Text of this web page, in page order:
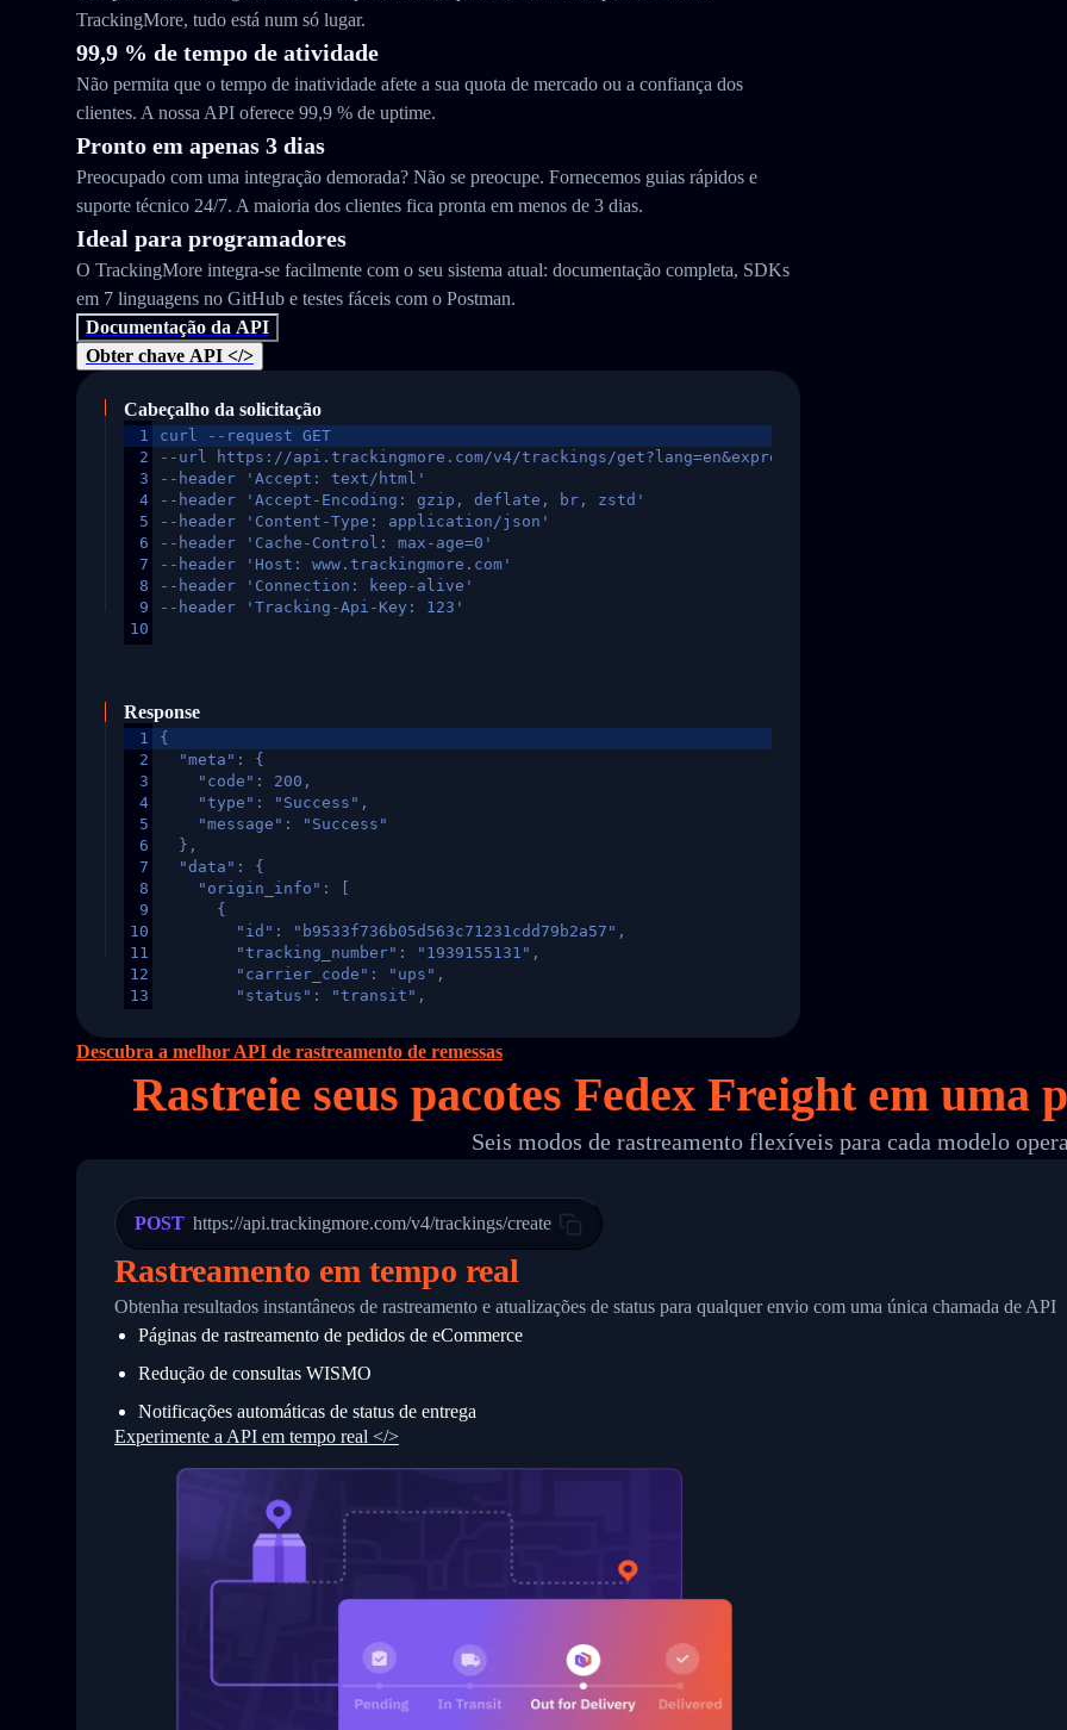
TrackingMore, tudo está num só lugar.
99,9 % de tempo de atividade
Não permita que o tempo de inatividade afete a sua quota de mercado ou a confiança dos
clientes. A nossa API oferece 99,9 % de uptime.
Pronto em apenas 3 dias
Preocupado com uma integração demorada? Não se preocupe. Fornecemos guias rápidos e
suporte técnico 24/7. A maioria dos clientes fica pronta em menos de 3 dias.
Ideal para programadores
O TrackingMore integra-se facilmente com o seu sistema atual: documentação completa, SDKs
em 7 linguagens no GitHub e testes fáceis com o Postman.
Documentação da API
Obter chave API </>
Cabeçalho da solicitação
1
2
3
4
5
6
7
8
9
10
curl --request GET
--url https://api.trackingmore.com/v4/trackings/get?lang=en&express=ups&tracknumber=1939155131
--header 'Accept: text/html'
--header 'Accept-Encoding: gzip, deflate, br, zstd'
--header 'Content-Type: application/json'
--header 'Cache-Control: max-age=0'
--header 'Host: www.trackingmore.com'
--header 'Connection: keep-alive'
--header 'Tracking-Api-Key: 123'
Response
1
2
3
4
5
6
7
8
9
10
11
12
13
16
17
18
24
25
26
27
28
29
31
32
34
{
  "meta": {
    "code": 200,
    "type": "Success",
    "message": "Success"
  },
  "data": {
    "origin_info": [
      {
        "id": "b9533f736b05d563c71231cdd79b2a57",
        "tracking_number": "1939155131",
        "carrier_code": "ups",
        "status": "transit",
        "itemTimeLength": 2,
        "weblink": "",
        "phone": null,
"Details": "Departed Facility in HONG KONG-HONG KONG, HONG KONG-HONG KONG,2017-03-
          },
          {
            "Date": "2017-03-06 15:28:00",
            "StatusDescription": "Shipment picked up",
            "Details": "BEIJING-CHINA,PEOPLES REPUBLIC"
          }
      }
    ]
}
Descubra a melhor API de rastreamento de remessas
Rastreie seus pacotes Fedex Freight em uma
Seis modos de rastreamento flexíveis para cada modelo
POST https://api.trackingmore.com/v4/trackings/create
Rastreamento em tempo real
Obtenha resultados instantâneos de rastreamento e atualizações de status para qualquer envio com uma única chamada de API
Páginas de rastreamento de pedidos de eCommerce
Redução de consultas WISMO
Notificações automáticas de status de entrega
Experimente a API em tempo real </>